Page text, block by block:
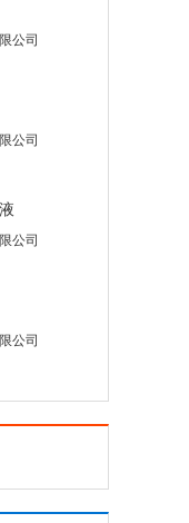
公司
公司
公司
公司